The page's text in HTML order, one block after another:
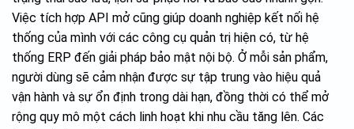
Việc tích hợp API mở cũng giúp doanh nghiệp kết nối hệ
thống của mình với các công cụ quản trị hiện có, từ hệ
thống ERP đến giải pháp bảo mật nội bộ. Ở mỗi sản phẩm,
người dùng sẽ cảm nhận được sự tập trung vào hiệu quả
vận hành và sự ổn định trong dài hạn, đồng thời có thể mở
rộng quy mô một cách linh hoạt khi nhu cầu tăng lên. Các